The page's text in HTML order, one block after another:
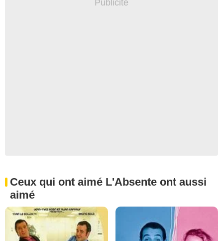
Ceux qui ont aimé L'Absente ont aussi
aimé